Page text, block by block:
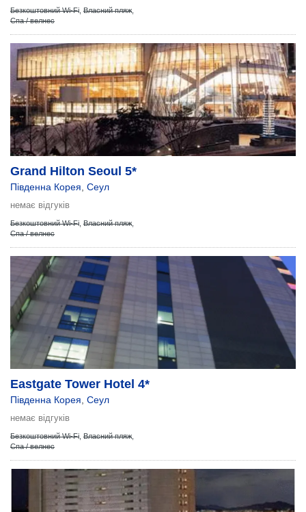
Безкоштовний Wi-Fi Власний пляж
Спа / велнес
Grand Hilton Seoul 5*
Південна Корея Сеул
немає відгуків
Безкоштовний Wi-Fi Власний пляж
Спа / велнес
Eastgate Tower Hotel 4*
Південна Корея Сеул
немає відгуків
Безкоштовний Wi-Fi Власний пляж
Спа / велнес